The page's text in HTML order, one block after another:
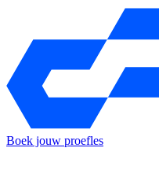
Boek jouw proefles